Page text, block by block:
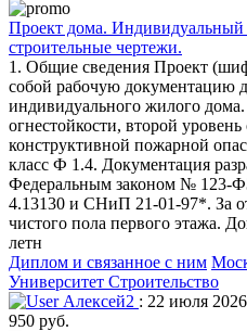
Проект дома.
строительные чертежи.
1. Общие сведения Проект
собой рабочую документацию
индивидуального жилого
огнестойкости, второй уровень
конструктивной пожарной
класс Ф 1.4. Документация
Федеральным законом № 123-
4.13130 и СНиП 21-01-97*. За
чистого пола первого этажа.
летн
Диплом и связанное с ним
Университет Строительство
Алексей2 : 22 июля 2026
950 руб.